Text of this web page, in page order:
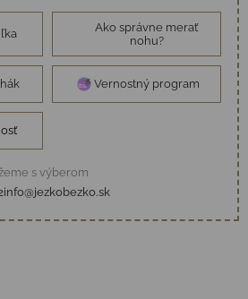
Ako správne merať
nohu?
Vernostný program
s výberom
info@jezkobezko.sk